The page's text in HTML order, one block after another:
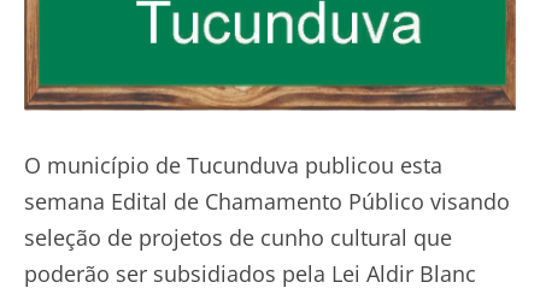
O município de Tucunduva publicou esta
semana Edital de Chamamento Público visando
seleção de projetos de cunho cultural que
poderão ser subsidiados pela Lei Aldir Blanc